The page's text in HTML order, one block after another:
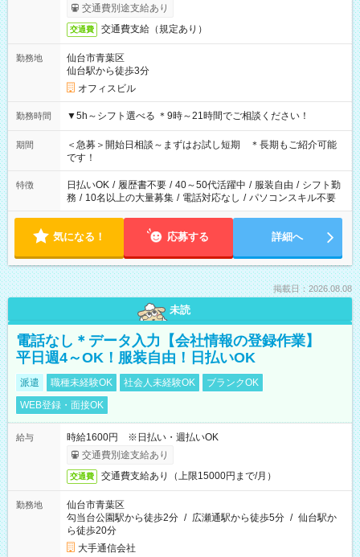
交通費別途支給あり
交通費 交通費支給（規定あり）
勤務地
仙台市青葉区
仙台駅から徒歩3分
オフィスビル
勤務時間 ▼5h～シフト選べる ＊9時～21時間でご相談ください！
期間
＜急募＞開始日相談～まずはお試し短期 ＊長期もご紹介可能
です！
特徴 日払いOK / 履歴書不要 / 40～50代活躍中 / 服装自由 / シフト勤
務 / 10名以上の大量募集 / 電話対応なし / パソコンスキル不要
気になる！ 応募する 詳細へ
掲載日：2026.08.08
未読
電話なし＊データ入力【会社情報の登録作業】
平日週4～OK！服装自由！日払いOK
派遣 職種未経験OK 社会人未経験OK
ブランクOK
WEB登録・面接OK
給与
時給1600円 ※日払い・週払いOK
交通費別途支給あり
交通費 交通費支給あり（上限15000円まで/月）
勤務地
仙台市青葉区
勾当台公園駅から徒歩2分 / 広瀬通駅から徒歩5分 / 仙台駅か
ら徒歩20分
大手通信会社